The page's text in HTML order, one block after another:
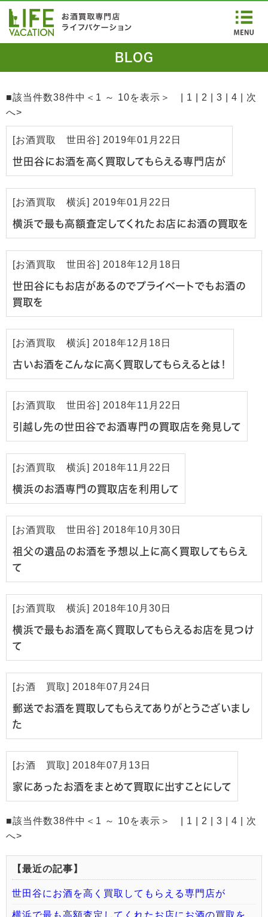
BLOG
■該当件数38件中＜1 ～ 10を表示＞ | 1 | 2 3 4
次
へ>
[お酒買取 世田谷] 2019年01月22日
世田谷にお酒を高く買取してもらえる専門店が
[お酒買取 横浜] 2019年01月22日
横浜で最も高額査定してくれたお店にお酒の買取を
[お酒買取 世田谷] 2018年12月18日
世田谷にもお店があるのでプライベートでもお酒の
買取を
[お酒買取 横浜] 2018年12月18日
古いお酒をこんなに高く買取してもらえるとは！
[お酒買取 世田谷] 2018年11月22日
引越し先の世田谷でお酒専門の買取店を発見して
[お酒買取 横浜] 2018年11月22日
横浜のお酒専門の買取店を利用して
[お酒買取 世田谷] 2018年10月30日
祖父の遺品のお酒を予想以上に高く買取してもらえ
て
[お酒買取 横浜] 2018年10月30日
横浜で最もお酒を高く買取してもらえるお店を見つけ
て
[お酒 買取] 2018年07月24日
郵送でお酒を買取してもらえてありがとうございまし
た
[お酒 買取] 2018年07月13日
家にあったお酒をまとめて買取に出すことにして
■該当件数38件中＜1 ～ 10を表示＞ | 1 | 2 3 4
次
へ>
【最近の記事】
世田谷にお酒を高く買取してもらえる専門店が
横浜で最も高額査定してくれたお店にお酒の買取を